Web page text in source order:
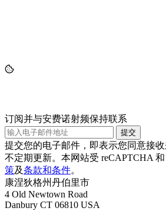
订阅并与安费诺射频保持联系
提交
提交您的电子邮件，即表示您同意接收
不定期更新。本网站受 reCAPTCHA 和
策及条款和条件。
康涅狄格州丹伯里市
4 Old Newtown Road
Danbury CT 06810 USA